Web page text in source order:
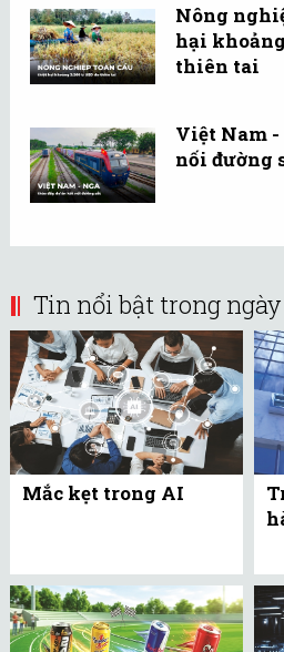
Nông
hại
thiên tai
Việt Nam
nối đường
Tin nổi bật trong ngày
Mắc kẹt trong AI